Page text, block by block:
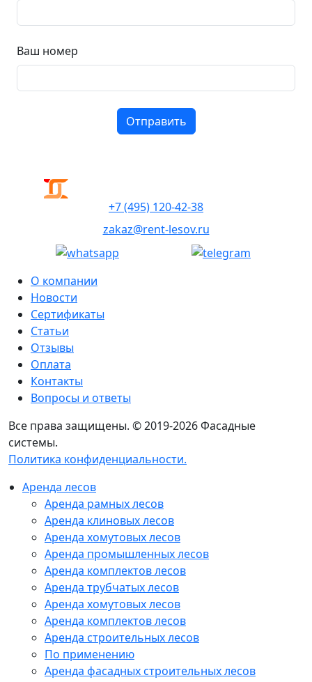
Ваш номер
+7 (495) 120-42-38
zakaz@rent-lesov.ru
О компании
Новости
Сертификаты
Статьи
Отзывы
Оплата
Контакты
Вопросы и ответы
Все права защищены. © 2019-2026 Фасадные
системы.
Политика конфиденциальности.
Аренда лесов
Аренда рамных лесов
Аренда клиновых лесов
Аренда хомутовых лесов
Аренда промышленных лесов
Аренда комплектов лесов
Аренда трубчатых лесов
Аренда хомутовых лесов
Аренда комплектов лесов
Аренда строительных лесов
По применению
Аренда фасадных строительных лесов